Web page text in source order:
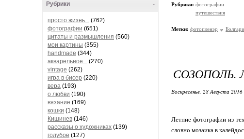
-
Рубрики
просто жизнь... (762)
фотографии (651)
цитаты и размышления (560)
мои картины (355)
handmade (344)
акварельное... (270)
vintage (262)
игра в бисер (220)
вера (193)
о любви (190)
вязание (169)
кошки (148)
Кишинев (146)
рассказы о художниках (139)
голубое (127)
Рубрики: фотографии
путешествия
Метки: фотопленэр
СОЗОПОЛЬ.
Воскресенье, 28 Августа
Летние фотографии из
словно мозаика в